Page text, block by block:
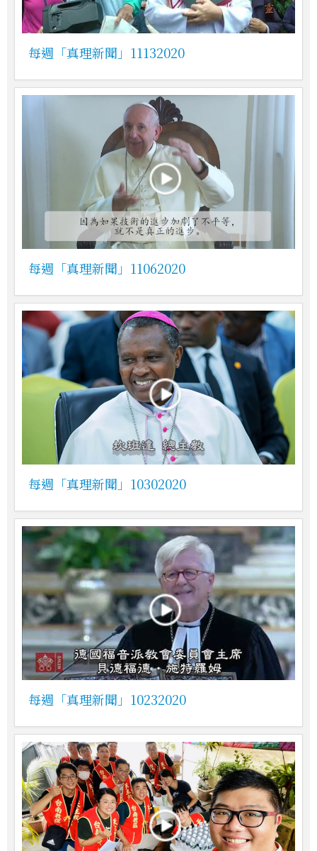
每週「真理新聞」11132020
每週「真理新聞」11062020
每週「真理新聞」10302020
每週「真理新聞」10232020